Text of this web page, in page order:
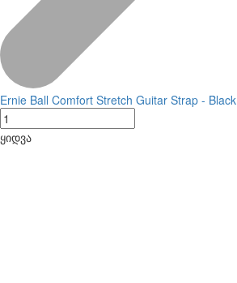
Ernie Ball Comfort Stretch Guitar Strap - Black
ყიდვა